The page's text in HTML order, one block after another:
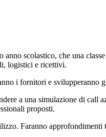
scolastico, che una
logistici e ricettivi.
i fornitori e svilupperanno
a una simulazione di call
proposti.
Faranno